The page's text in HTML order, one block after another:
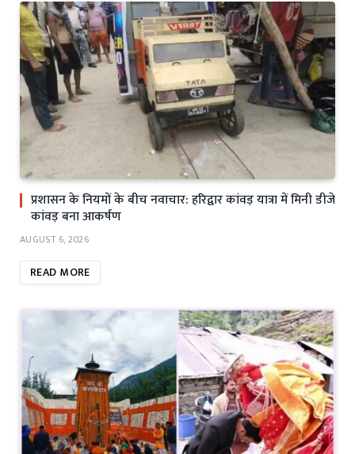
प्रशासन के नियमों के बीच नवाचार: हरिद्वार कांवड़ यात्रा में मिनी डीजे
कांवड़ बना आकर्षण
AUGUST 6, 2026
READ MORE